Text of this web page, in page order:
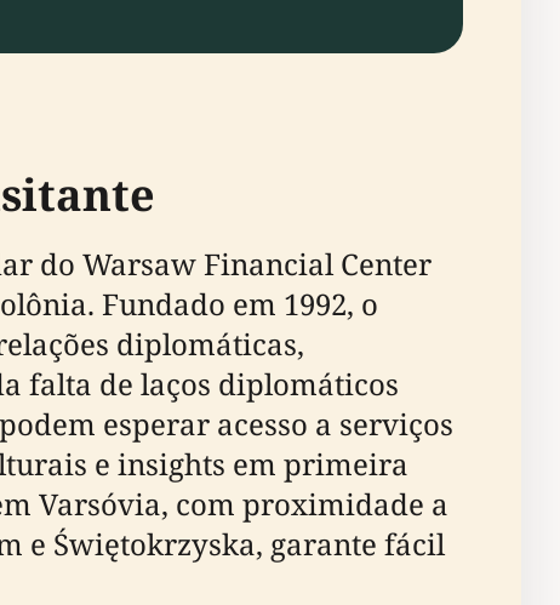
do Warsaw Financial Center
Fundado em 1992, o
diplomáticas,
falta de laços diplomáticos
esperar acesso a serviços
e insights em primeira
Varsóvia, com proximidade a
e Świętokrzyska, garante fácil